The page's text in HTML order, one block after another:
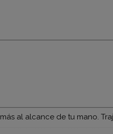
al alcance de tu mano.